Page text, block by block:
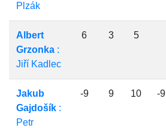
Plzák
Albert
Grzonka :
Jiří Kadlec
6 3 5
Jakub
Gajdošík :
Petr
-9 9 10 -9